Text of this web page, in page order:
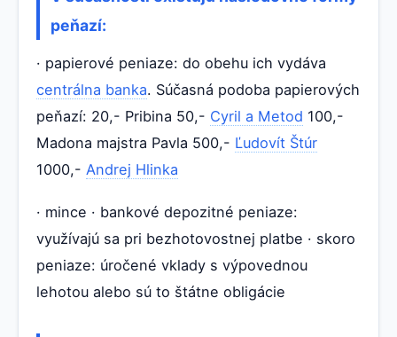
peňazí:
· papierové peniaze: do obehu ich vydáva
centrálna banka. Súčasná podoba papierových
peňazí: 20,- Pribina 50,- Cyril a Metod 100,-
Madona majstra Pavla 500,- Ľudovít Štúr
1000,- Andrej Hlinka
· mince · bankové depozitné peniaze:
využívajú sa pri bezhotovostnej platbe · skoro
peniaze: úročené vklady s výpovednou
lehotou alebo sú to štátne obligácie